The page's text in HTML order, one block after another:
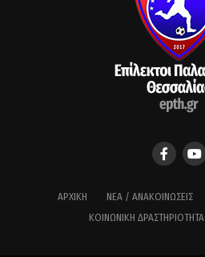
ΑΡΧΙΚΉ ΝΈΑ / ΑΝΑΚΟΙΝΏΣΕΙΣ
ΚΟΙΝΩΝΙΚΉ ΔΡΑΣΤΗΡΙΌΤΗΤΑ